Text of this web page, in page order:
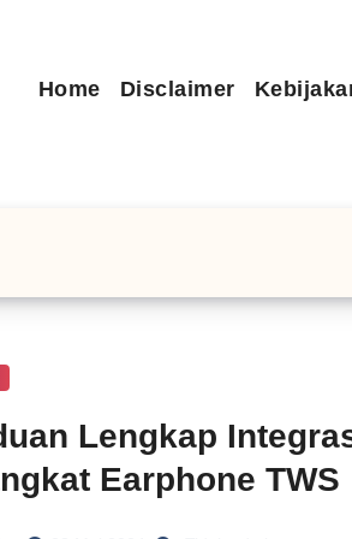
Home Disclaimer
Lengkap
Earphone TWS